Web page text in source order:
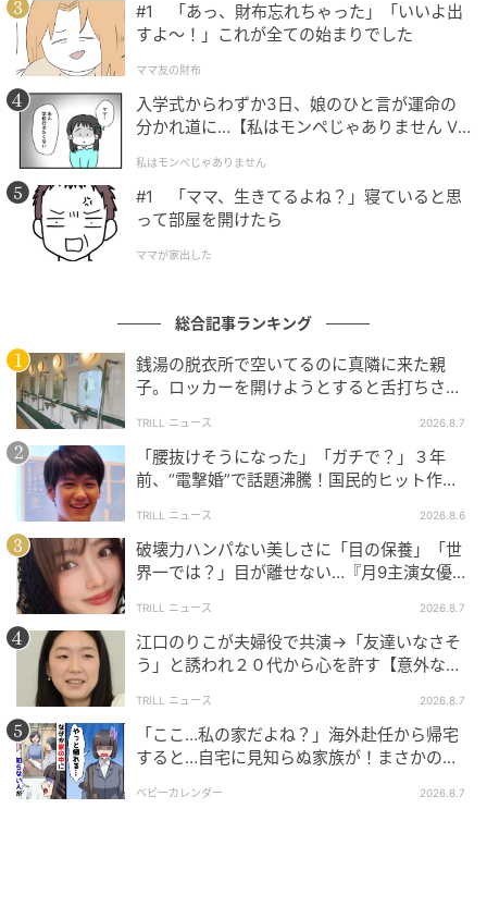
ウーマンエキサイト
#1 「あっ、財布忘れちゃった」「いいよ出
すよ〜！」これが全ての始まりでした
ママ友の財布
入学式からわずか3日、娘のひと言が運命の
分かれ道に…【私はモンペじゃありません Vo
私はモンペじゃありません
#1 「ママ、生きてるよね？」寝ていると思
って部屋を開けたら
ママが家出した
総合記事ランキング
銭湯の脱衣所で空いてるのに真隣に来た親
子。ロッカーを開けようとすると舌打ちさ
中で拍手」
TRILL ニュース 2026.8.7
「腰抜けそうになった」「ガチで？」３年
前、“電撃婚”で話題沸騰！国民的ヒット作
TRILL ニュース 2026.8.6
破壊力ハンパない美しさに「目の保養」「世
界一では？」目が離せない…『月9主演女優
TRILL ニュース 2026.8.7
江口のりこが夫婦役で共演→「友達いなさそ
う」と誘われ２０代から心を許す【意外な親
TRILL ニュース 2026.8.7
「ここ…私の家だよね？」海外赴任から帰宅
すると…自宅に見知らぬ家族が！まさかの真
ベビーカレンダー 2026.8.7